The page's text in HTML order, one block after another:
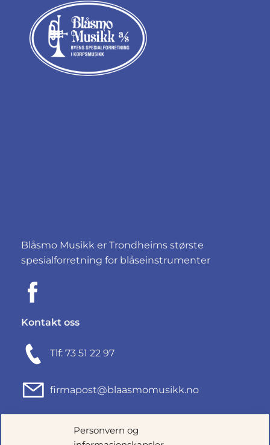
Personvern og
Blåsmo Musikk er Trondheims største
spesialforretning for blåseinstrumenter
Kontakt oss
Tlf: 73 51 22 97
firmapost@blaasmomusikk.no
Fjordgata 46, 7010 TRONDHEIM